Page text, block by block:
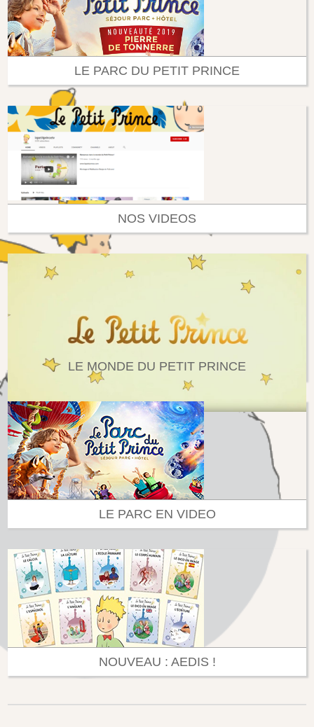
LE PARC DU PETIT PRINCE
NOS VIDEOS
LE MONDE DU PETIT PRINCE
LE PARC EN VIDEO
NOUVEAU : AEDIS !